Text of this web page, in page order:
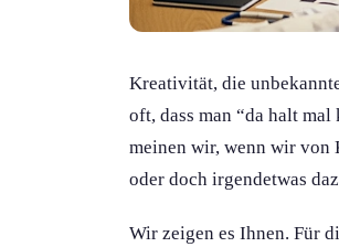
Kreativität, die
oft, dass man “da halt
meinen wir, wenn wir von
oder doch irgendetwas
Wir zeigen es Ihnen. Für